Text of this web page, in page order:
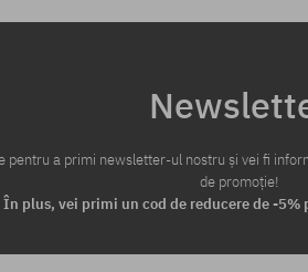
pentru a primi newsletter-ul nostru și vei fi
de promoție!
În plus, vei primi un cod de reducere de -5%